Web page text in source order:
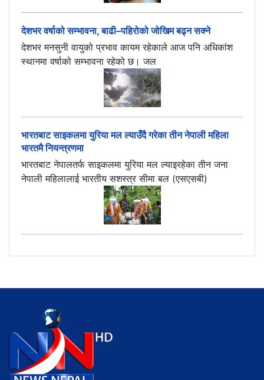
देशभर वर्षाको सम्भावना, बाढी–पहिरोको जोखिम बढ्न सक्ने
देशभर मनसुनी वायुको प्रभाव कायम रहेकाले आज पनि अधिकांश
स्थानमा वर्षाको सम्भावना रहेको छ। जल
भारतबाट साइकलमा युरिया मल ल्याउँदै गरेका तीन नेपाली महिला
भारतमै नियन्त्रणमा
भारतबाट नेपालतर्फ साइकलमा युरिया मल ल्याइरहेका तीन जना
नेपाली महिलालाई भारतीय सशस्त्र सीमा बल (एसएसबी)